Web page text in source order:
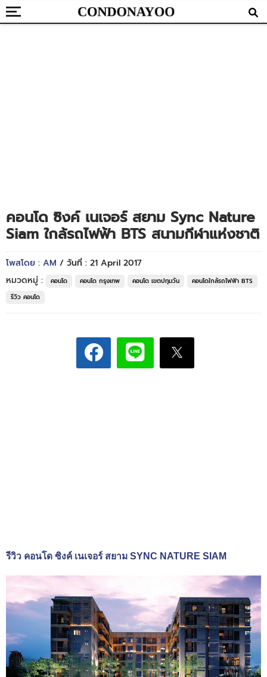
คอนโด ซิงค์ เนเจอร์ สยาม Sync Nature
Siam ใกล้รถไฟฟ้า BTS สนามกีฬาแห่งชาติ
โพสโดย : AM / วันที่ : 21 April 2017
หมวดหมู่ :
คอนโด คอนโด กรุงเทพ คอนโด เขตปทุมวัน
คอนโดใกล้รถไฟฟ้า BTS
รีวิว คอนโด
รีวิว คอนโด ซิงค์ เนเจอร์ สยาม SYNC NATURE SIAM